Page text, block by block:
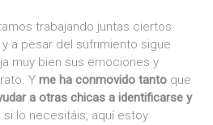
trabajando juntas ciertos
a pesar del sufrimiento sigue
muy bien sus emociones y
Y me ha conmovido tanto que
a otras chicas a identificarse y
si lo necesitáis, aquí estoy